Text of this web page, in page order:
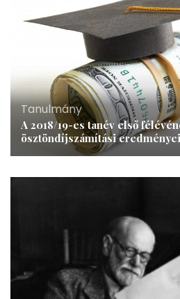
Tanulmány
A 2018/19-es tanév első
ösztöndíjszámítási eredményei